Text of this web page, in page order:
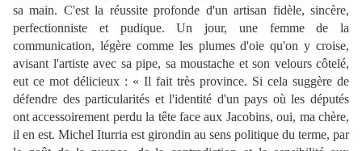
sa main. C'est la réussite profonde d'un artisan fidèle, sincère,
perfectionniste et pudique. Un jour, une femme de la
communication, légère comme les plumes d'oie qu'on y croise,
avisant l'artiste avec sa pipe, sa moustache et son velours côtelé,
eut ce mot délicieux : « Il fait très province. Si cela suggère de
défendre des particularités et l'identité d'un pays où les députés
ont accessoirement perdu la tête face aux Jacobins, oui, ma chère,
il en est. Michel Iturria est girondin au sens politique du terme, par